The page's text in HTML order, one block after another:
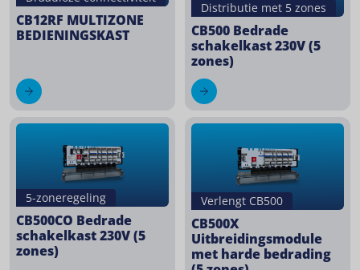
CB12RF MULTIZONE
BEDIENINGSKAST
Distributie met 5 zones
CB500 Bedrade
schakelkast 230V (5
zones)
5-zoneregeling
CB500CO Bedrade
schakelkast 230V (5
zones)
Verlengt CB500
CB500X
Uitbreidingsmodule
met harde bedrading